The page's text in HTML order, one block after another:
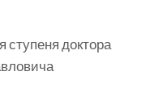
ступеня доктора